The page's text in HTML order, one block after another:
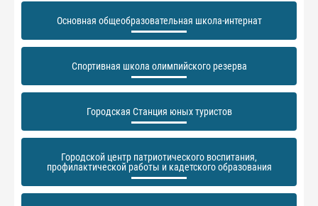
Основная общеобразовательная школа-интернат
Спортивная школа олимпийского резерва
Городская Станция юных туристов
Городской центр патриотического воспитания,
профилактической работы и кадетского образования